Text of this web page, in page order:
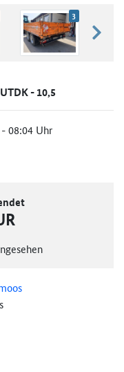
3
- 10,5
08:04 Uhr